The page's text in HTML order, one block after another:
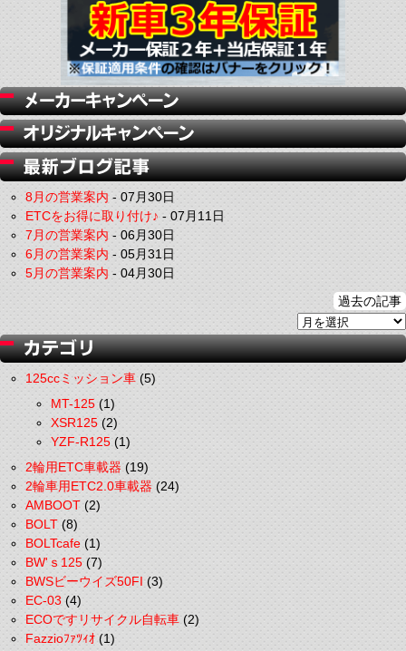
8月の営業案内-07月30日
ETCをお得に取り付け♪-07月11日
7月の営業案内-06月30日
6月の営業案内-05月31日
5月の営業案内-04月30日
過去の記事
125ccミッション車(5)
MT-125(1)
XSR125(2)
YZF-R125(1)
2輪用ETC車載器(19)
2輪車用ETC2.0車載器(24)
AMBOOT(2)
BOLT(8)
BOLTcafe(1)
BW'ｓ125(7)
BWSビーウイズ50FI(3)
EC-03(4)
ECOですリサイクル自転車(2)
Fazzioﾌｧﾂｨｵ(1)